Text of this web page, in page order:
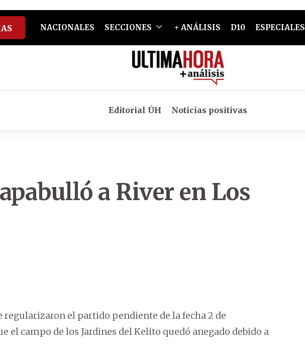
NACIONALES SECCIONES + ANÁLISIS D10 ESPECIALES
Editorial ÚH Noticias positivas
a River en Los
regularizaron el partido pendiente de la fecha 2 de
el campo de los Jardines del Kelito quedó anegado debido a